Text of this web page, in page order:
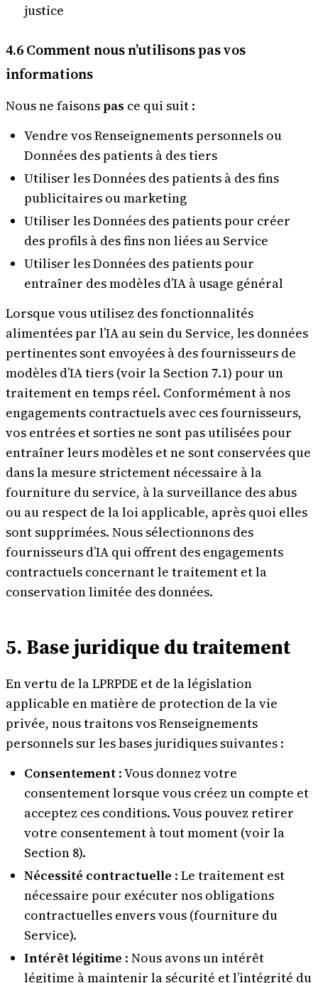
justice
4.6 Comment nous n’utilisons pas vos
informations
Nous ne faisonspas ce qui suit :
Vendre vos Renseignements personnels ou
Données des patients à des tiers
Utiliser les Données des patients à des fins
publicitaires ou marketing
Utiliser les Données des patients pour créer
des profils à des fins non liées au Service
Utiliser les Données des patients pour
entraîner des modèles d’IA à usage général
Lorsque vous utilisez des fonctionnalités
alimentées par l’IA au sein du Service, les données
pertinentes sont envoyées à des fournisseurs de
modèles d’IA tiers (voir la Section 7.1) pour un
traitement en temps réel. Conformément à nos
engagements contractuels avec ces fournisseurs,
vos entrées et sorties ne sont pas utilisées pour
entraîner leurs modèles et ne sont conservées que
dans la mesure strictement nécessaire à la
fourniture du service, à la surveillance des abus
ou au respect de la loi applicable, après quoi elles
sont supprimées. Nous sélectionnons des
fournisseurs d’IA qui offrent des engagements
contractuels concernant le traitement et la
conservation limitée des données.
5. Base juridique du traitement
En vertu de la LPRPDE et de la législation
applicable en matière de protection de la vie
privée, nous traitons vos Renseignements
personnels sur les bases juridiques suivantes :
Consentement : Vous donnez votre
consentement lorsque vous créez un compte et
acceptez ces conditions. Vous pouvez retirer
votre consentement à tout moment (voir la
Section 8).
Nécessité contractuelle : Le traitement est
nécessaire pour exécuter nos obligations
contractuelles envers vous (fourniture du
Service).
Intérêt légitime : Nous avons un intérêt
légitime à maintenir la sécurité et l’intégrité du